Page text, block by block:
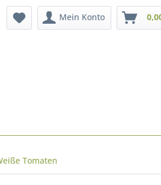
Mein Konto
Tomaten